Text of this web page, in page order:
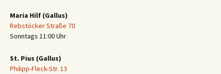
Maria Hilf (Gallus)
Rebstöcker Straße 70
Sonntags 11:00 Uhr
St. Pius (Gallus)
Philipp-Fleck-Str. 13